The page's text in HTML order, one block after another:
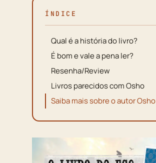
ÍNDICE
Qual é a história do livro?
É bom e vale a pena ler?
Resenha/Review
Livros parecidos com Osho
Saiba mais sobre o autor Osho